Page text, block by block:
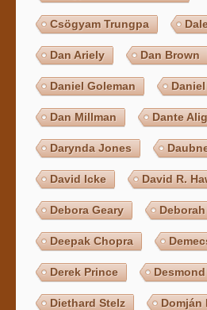
Csögyam Trungpa
Dan Ariely Dan Brown
Daniel Goleman
Dan Millman Dante
Darynda Jones
David Icke David R.
Debora Geary
Deepak Chopra
Derek Prince
Diethard Stelz Domján